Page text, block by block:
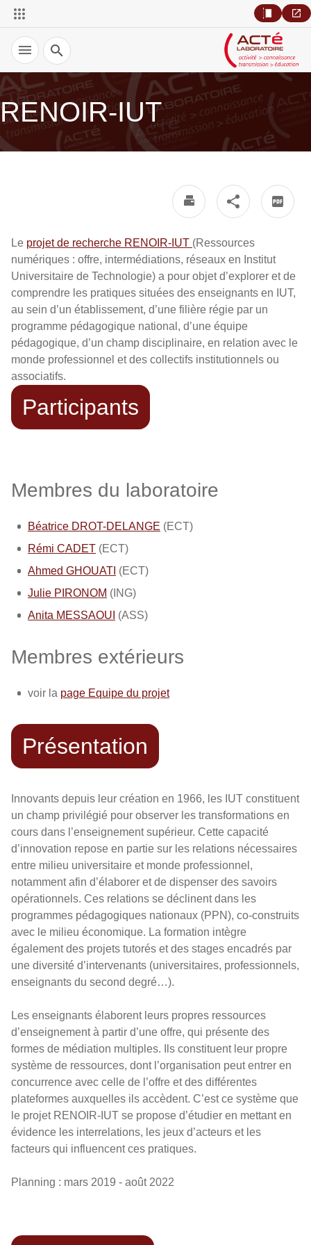
Recherche
RENOIR-IUT
Le projet de recherche RENOIR-IUT (Ressources
numériques : offre, intermédiations, réseaux en Institut
Universitaire de Technologie) a pour objet d’explorer et de
comprendre les pratiques situées des enseignants en IUT,
au sein d’un établissement, d’une filière régie par un
programme pédagogique national, d’une équipe
pédagogique, d’un champ disciplinaire, en relation avec le
monde professionnel et des collectifs institutionnels ou
associatifs.
Participants
Membres du laboratoire
Béatrice DROT-DELANGE (ECT)
Rémi CADET (ECT)
Ahmed GHOUATI (ECT)
Julie PIRONOM (ING)
Anita MESSAOUI (ASS)
Membres extérieurs
voir la page Equipe du projet
Présentation
Innovants depuis leur création en 1966, les IUT constituent
un champ privilégié pour observer les transformations en
cours dans l’enseignement supérieur. Cette capacité
d’innovation repose en partie sur les relations nécessaires
entre milieu universitaire et monde professionnel,
notamment afin d’élaborer et de dispenser des savoirs
opérationnels. Ces relations se déclinent dans les
programmes pédagogiques nationaux (PPN), co-construits
avec le milieu économique. La formation intègre
également des projets tutorés et des stages encadrés par
une diversité d’intervenants (universitaires, professionnels,
enseignants du second degré…).
Les enseignants élaborent leurs propres ressources
d’enseignement à partir d’une offre, qui présente des
formes de médiation multiples. Ils constituent leur propre
système de ressources, dont l’organisation peut entrer en
concurrence avec celle de l’offre et des différentes
plateformes auxquelles ils accèdent. C’est ce système que
le projet RENOIR-IUT se propose d’étudier en mettant en
évidence les interrelations, les jeux d’acteurs et les
facteurs qui influencent ces pratiques.
Planning : mars 2019 - août 2022